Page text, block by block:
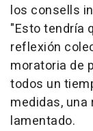
los consells
"Esto tendría
reflexión
moratoria de
todos un
medidas, una
lamentado.